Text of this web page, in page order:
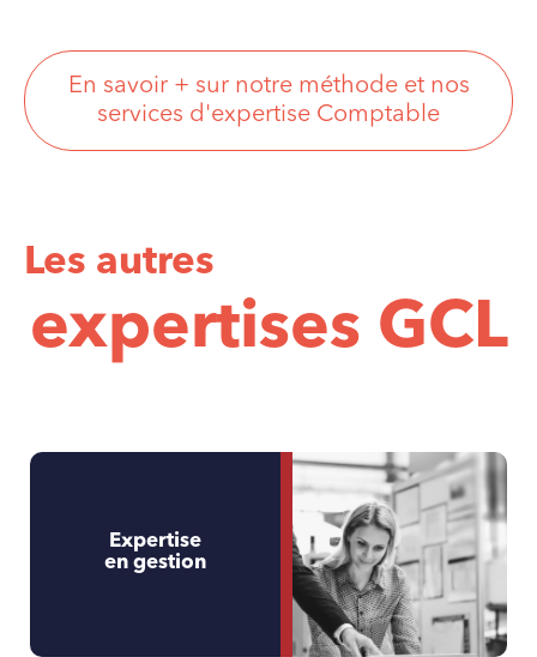
En savoir + sur notre méthode et nos
services d'expertise Comptable
Les autres
expertises GCL
Expertise
en gestion